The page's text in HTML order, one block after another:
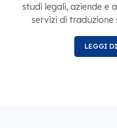
studi legali, aziende e
servizi di
LEGGI